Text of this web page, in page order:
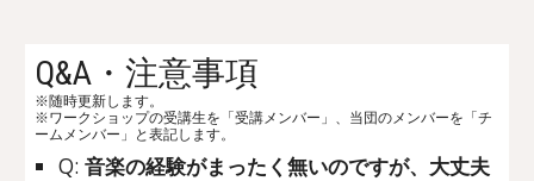
Q&A・注意事項
※随時更新します。
※ワークショップの受講生を「受講メンバー」、当団のメンバーを「チ
ームメンバー」と表記します。
Q:音楽の経験がまったく無いのですが、大丈夫